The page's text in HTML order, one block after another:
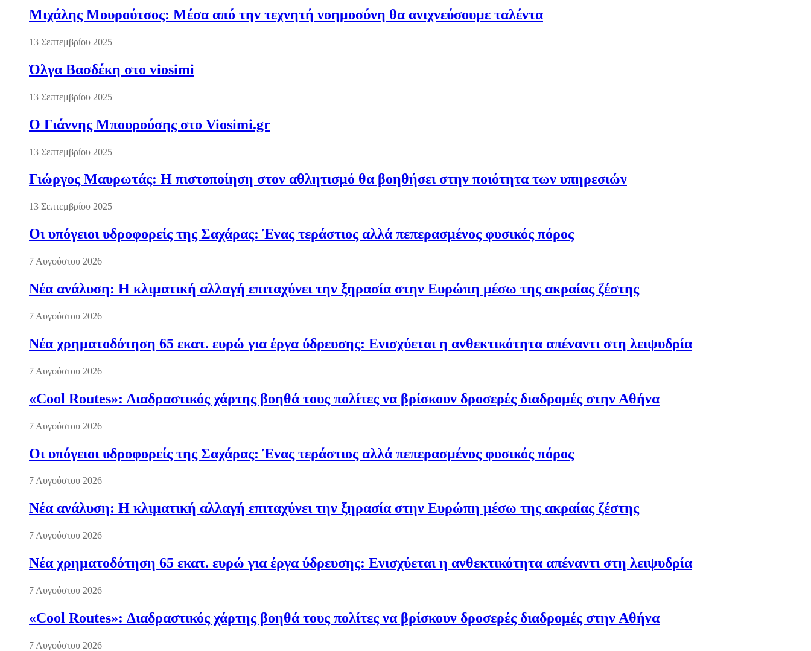
Μιχάλης Μουρούτσος: Μέσα από την τεχνητή νοημοσύνη θα ανιχνεύσουμε ταλέντα
13 Σεπτεμβρίου 2025
Όλγα Βασδέκη στο viosimi
13 Σεπτεμβρίου 2025
Ο Γιάννης Μπουρούσης στο Viosimi.gr
13 Σεπτεμβρίου 2025
Γιώργος Μαυρωτάς: Η πιστοποίηση στον αθλητισμό θα βοηθήσει στην ποιότητα των υπηρεσιών
13 Σεπτεμβρίου 2025
Οι υπόγειοι υδροφορείς της Σαχάρας: Ένας τεράστιος αλλά πεπερασμένος φυσικός πόρος
7 Αυγούστου 2026
Νέα ανάλυση: Η κλιματική αλλαγή επιταχύνει την ξηρασία στην Ευρώπη μέσω της ακραίας ζέστης
7 Αυγούστου 2026
Νέα χρηματοδότηση 65 εκατ. ευρώ για έργα ύδρευσης: Ενισχύεται η ανθεκτικότητα απέναντι στη λειψυδρία
7 Αυγούστου 2026
«Cool Routes»: Διαδραστικός χάρτης βοηθά τους πολίτες να βρίσκουν δροσερές διαδρομές στην Αθήνα
7 Αυγούστου 2026
Οι υπόγειοι υδροφορείς της Σαχάρας: Ένας τεράστιος αλλά πεπερασμένος φυσικός πόρος
7 Αυγούστου 2026
Νέα ανάλυση: Η κλιματική αλλαγή επιταχύνει την ξηρασία στην Ευρώπη μέσω της ακραίας ζέστης
7 Αυγούστου 2026
Νέα χρηματοδότηση 65 εκατ. ευρώ για έργα ύδρευσης: Ενισχύεται η ανθεκτικότητα απέναντι στη λειψυδρία
7 Αυγούστου 2026
«Cool Routes»: Διαδραστικός χάρτης βοηθά τους πολίτες να βρίσκουν δροσερές διαδρομές στην Αθήνα
7 Αυγούστου 2026